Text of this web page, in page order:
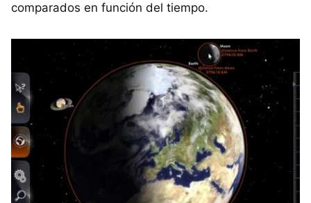
comparados en función del tiempo.